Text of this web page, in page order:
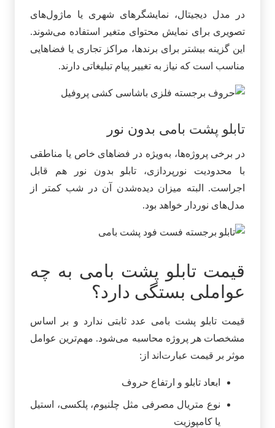
در مدل دیجیتال، نمایشگرهای شهری یا ماژول‌های
تصویری برای نمایش محتوای متغیر استفاده می‌شوند.
این گزینه بیشتر برای برندها، مراکز تجاری یا فضاهایی
مناسب است که نیاز به تغییر پیام تبلیغاتی دارند.
تابلو پشت بامی بدون نور
در برخی پروژه‌ها، به‌ویژه در فضاهای خاص یا مناطقی
با محدودیت نورپردازی، تابلو بدون نور هم قابل
اجراست. البته میزان دیده‌شدن آن در شب کمتر از
مدل‌های نوردار خواهد بود.
قیمت تابلو پشت بامی به چه
عواملی بستگی دارد؟
قیمت تابلو پشت بامی عدد ثابتی ندارد و بر اساس
مشخصات هر پروژه محاسبه می‌شود. مهم‌ترین عوامل
موثر بر قیمت عبارت‌اند از:
ابعاد تابلو و ارتفاع حروف
نوع متریال مصرفی مثل چلنیوم، پلکسی، استیل
یا کامپوزیت